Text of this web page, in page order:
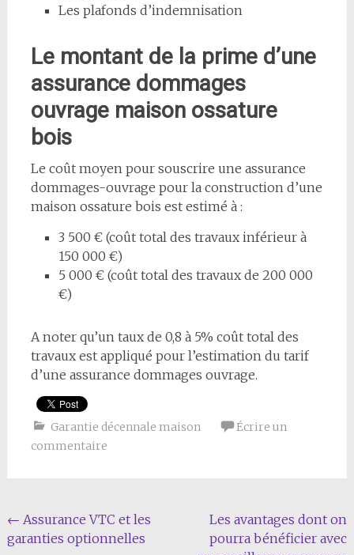
Les plafonds d’indemnisation
Le montant de la prime d’une
assurance dommages
ouvrage maison ossature
bois
Le coût moyen pour souscrire une assurance
dommages-ouvrage pour la construction d’une
maison ossature bois est estimé à :
3 500 € (coût total des travaux inférieur à
150 000 €)
5 000 € (coût total des travaux de 200 000
€)
A noter qu’un taux de 0,8 à 5% coût total des
travaux est appliqué pour l’estimation du tarif
d’une assurance dommages ouvrage.
Garantie décennale maison
Écrire un
commentaire
Navigation
de
← Assurance VTC et les
garanties optionnelles
Les avantages dont on
pourra bénéficier avec